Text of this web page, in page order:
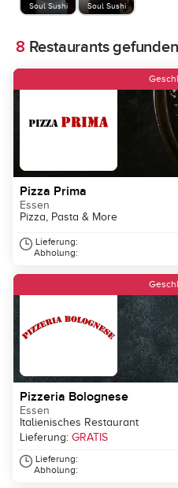
Soul Sushi Soul Sushi
8 Restaurants gefunden
Pizza Prima
Essen
Pizza, Pasta & More
Lieferung:
Abholung:
Pizzeria Bolognese
Essen
Italienisches Restaurant
Lieferung: GRATIS
Lieferung:
Abholung: